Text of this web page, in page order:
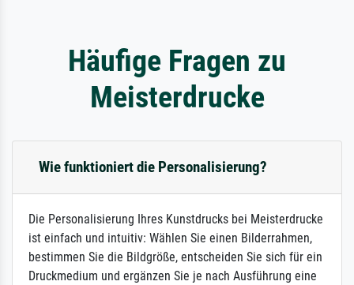
Häufige Fragen zu
Meisterdrucke
Wie funktioniert die Personalisierung?
Die Personalisierung Ihres Kunstdrucks bei Meisterdrucke
ist einfach und intuitiv: Wählen Sie einen Bilderrahmen,
bestimmen Sie die Bildgröße, entscheiden Sie sich für ein
Druckmedium und ergänzen Sie je nach Ausführung eine